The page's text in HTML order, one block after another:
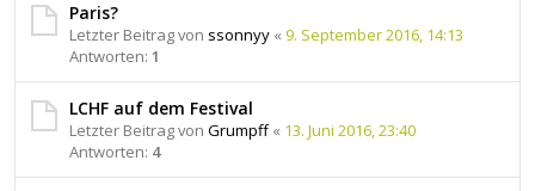
Paris?
Letzter Beitrag von ssonnyy « 9. September 2016, 14:13
Antworten: 1
LCHF auf dem Festival
Letzter Beitrag von Grumpff« 13. Juni 2016, 23:40
Antworten: 4